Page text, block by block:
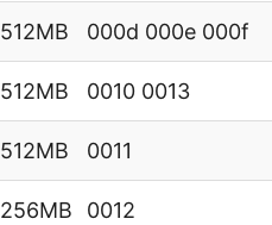
512MB 000d 000e 000f
512MB 0010 0013
512MB 0011
256MB 0012